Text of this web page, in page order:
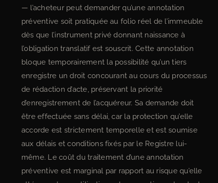
— l’acheteur peut demander qu’une annotation
préventive soit pratiquée au folio réel de l’immeuble
dès que l’instrument privé donnant naissance à
l’obligation translatif est souscrit. Cette annotation
bloque temporairement la possibilité qu’un tiers
enregistre un droit concourant au cours du processus
de rédaction d’acte, préservant la priorité
d’enregistrement de l’acquéreur. Sa demande doit
être effectuée sans délai, car la protection qu’elle
accorde est strictement temporelle et est soumise
aux délais et conditions fixés par le Registre lui-
même. Le coût du traitement d’une annotation
préventive est marginal par rapport au risque qu’elle